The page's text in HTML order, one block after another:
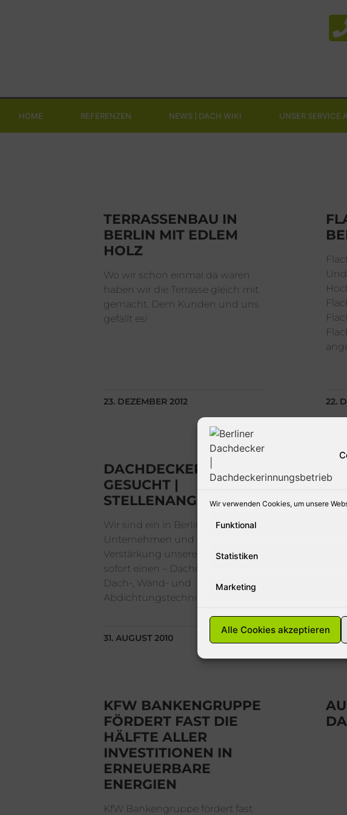
Wir verwenden Cookies, um unsere
Funktional
Statistiken
Marketing
Alle Cookies akzeptieren
HOME REFERENZEN NEWS | DACH WIKI UNSER SERVICE
TERRASSENBAU IN
BERLIN MIT EDLEM
HOLZ
Wo wir schon einmal da waren
haben wir die Terrasse gleich mit
gemacht. Dem Kunden und uns
gefällt es!
23. DEZEMBER 2012 22.
DACHDECKER
GESUCHT |
STELLENANGEBOT
Wir sind ein in Berlin ansässiges
Unternehmen und suchen zur
Verstärkung unseres Teams ab
sofort einen – Dachdecker –
Dach-, Wand- und
Abdichtungstechnik in Vollzeit.
31. AUGUST 2010
Aus
12.
KFW BANKENGRUPPE
FÖRDERT FAST DIE
HÄLFTE ALLER
INVESTITIONEN IN
ERNEUERBARE
ENERGIEN
KfW Bankengruppe fördert fast